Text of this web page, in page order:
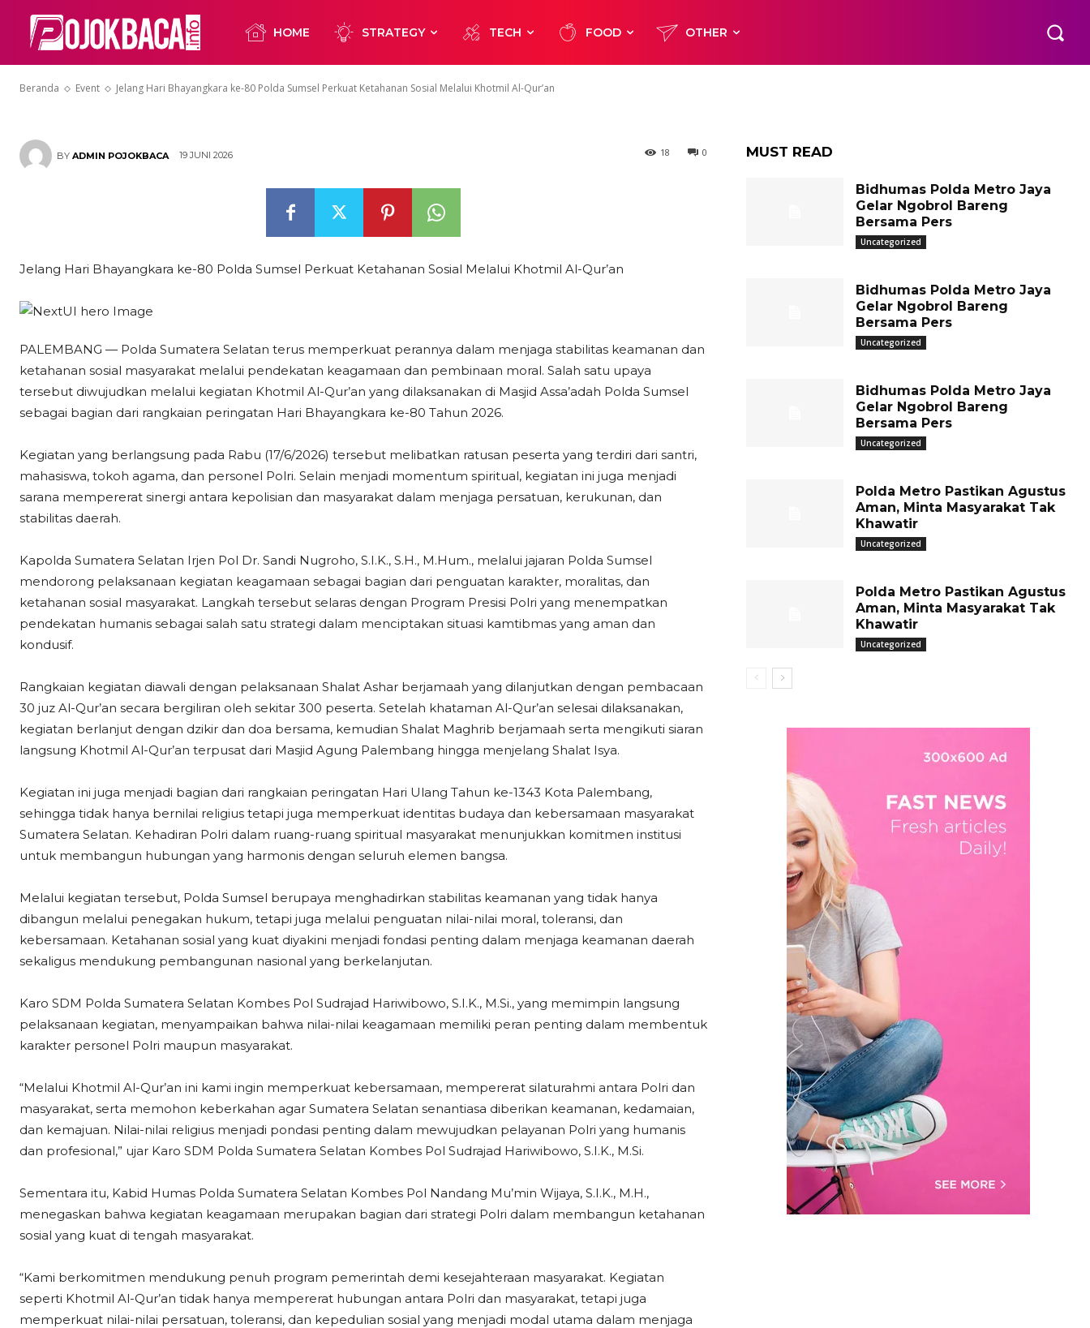
HOME STRATEGY TECH FOOD OTHER
Beranda Event Jelang Hari Bhayangkara ke-80 Polda Sumsel Perkuat Ketahanan Sosial Melalui Khotmil Al-Qur’an
Sosial Melalui Khotmil Al-Qur’an
BY ADMIN POJOKBACA 19 JUNI 2026 0
18
Jelang Hari Bhayangkara ke-80 Polda Sumsel Perkuat Ketahanan Sosial Melalui Khotmil Al-Qur’an
PALEMBANG — Polda Sumatera Selatan terus memperkuat perannya dalam menjaga stabilitas keamanan dan
ketahanan sosial masyarakat melalui pendekatan keagamaan dan pembinaan moral. Salah satu upaya
tersebut diwujudkan melalui kegiatan Khotmil Al-Qur’an yang dilaksanakan di Masjid Assa’adah Polda Sumsel
sebagai bagian dari rangkaian peringatan Hari Bhayangkara ke-80 Tahun 2026.
Kegiatan yang berlangsung pada Rabu (17/6/2026) tersebut melibatkan ratusan peserta yang terdiri dari santri,
mahasiswa, tokoh agama, dan personel Polri. Selain menjadi momentum spiritual, kegiatan ini juga menjadi
sarana mempererat sinergi antara kepolisian dan masyarakat dalam menjaga persatuan, kerukunan, dan
stabilitas daerah.
Kapolda Sumatera Selatan Irjen Pol Dr. Sandi Nugroho, S.I.K., S.H., M.Hum., melalui jajaran Polda Sumsel
mendorong pelaksanaan kegiatan keagamaan sebagai bagian dari penguatan karakter, moralitas, dan
ketahanan sosial masyarakat. Langkah tersebut selaras dengan Program Presisi Polri yang menempatkan
pendekatan humanis sebagai salah satu strategi dalam menciptakan situasi kamtibmas yang aman dan
kondusif.
Rangkaian kegiatan diawali dengan pelaksanaan Shalat Ashar berjamaah yang dilanjutkan dengan pembacaan
30 juz Al-Qur’an secara bergiliran oleh sekitar 300 peserta. Setelah khataman Al-Qur’an selesai dilaksanakan,
kegiatan berlanjut dengan dzikir dan doa bersama, kemudian Shalat Maghrib berjamaah serta mengikuti siaran
langsung Khotmil Al-Qur’an terpusat dari Masjid Agung Palembang hingga menjelang Shalat Isya.
Kegiatan ini juga menjadi bagian dari rangkaian peringatan Hari Ulang Tahun ke-1343 Kota Palembang,
sehingga tidak hanya bernilai religius tetapi juga memperkuat identitas budaya dan kebersamaan masyarakat
Sumatera Selatan. Kehadiran Polri dalam ruang-ruang spiritual masyarakat menunjukkan komitmen institusi
untuk membangun hubungan yang harmonis dengan seluruh elemen bangsa.
Melalui kegiatan tersebut, Polda Sumsel berupaya menghadirkan stabilitas keamanan yang tidak hanya
dibangun melalui penegakan hukum, tetapi juga melalui penguatan nilai-nilai moral, toleransi, dan
kebersamaan. Ketahanan sosial yang kuat diyakini menjadi fondasi penting dalam menjaga keamanan daerah
sekaligus mendukung pembangunan nasional yang berkelanjutan.
Karo SDM Polda Sumatera Selatan Kombes Pol Sudrajad Hariwibowo, S.I.K., M.Si., yang memimpin langsung
pelaksanaan kegiatan, menyampaikan bahwa nilai-nilai keagamaan memiliki peran penting dalam membentuk
karakter personel Polri maupun masyarakat.
“Melalui Khotmil Al-Qur’an ini kami ingin memperkuat kebersamaan, mempererat silaturahmi antara Polri dan
masyarakat, serta memohon keberkahan agar Sumatera Selatan senantiasa diberikan keamanan, kedamaian,
dan kemajuan. Nilai-nilai religius menjadi pondasi penting dalam mewujudkan pelayanan Polri yang humanis
dan profesional,” ujar Karo SDM Polda Sumatera Selatan Kombes Pol Sudrajad Hariwibowo, S.I.K., M.Si.
Sementara itu, Kabid Humas Polda Sumatera Selatan Kombes Pol Nandang Mu’min Wijaya, S.I.K., M.H.,
menegaskan bahwa kegiatan keagamaan merupakan bagian dari strategi Polri dalam membangun ketahanan
sosial yang kuat di tengah masyarakat.
“Kami berkomitmen mendukung penuh program pemerintah demi kesejahteraan masyarakat. Kegiatan
seperti Khotmil Al-Qur’an tidak hanya mempererat hubungan antara Polri dan masyarakat, tetapi juga
memperkuat nilai-nilai persatuan, toleransi, dan kepedulian sosial yang menjadi modal utama dalam menjaga
MUST READ
Bidhumas Polda Metro Jaya
Gelar Ngobrol Bareng
Bersama Pers
Uncategorized
Bidhumas Polda Metro Jaya
Gelar Ngobrol Bareng
Bersama Pers
Uncategorized
Bidhumas Polda Metro Jaya
Gelar Ngobrol Bareng
Bersama Pers
Uncategorized
Polda Metro Pastikan Agustus
Aman, Minta Masyarakat Tak
Khawatir
Uncategorized
Polda Metro Pastikan Agustus
Aman, Minta Masyarakat Tak
Khawatir
Uncategorized